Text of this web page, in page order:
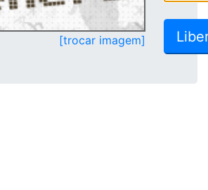
[trocar imagem]